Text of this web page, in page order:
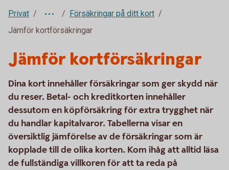
Privat
Försäkringar på ditt kort
Jämför kortförsäkringar
Jämför kortförsäkringar
Dina kort innehåller försäkringar som ger skydd när
du reser. Betal- och kreditkorten innehåller
dessutom en köpförsäkring för extra trygghet när
du handlar kapitalvaror. Tabellerna visar en
översiktlig jämförelse av de försäkringar som är
kopplade till de olika korten. Kom ihåg att alltid läsa
de fullständiga villkoren för att ta reda på